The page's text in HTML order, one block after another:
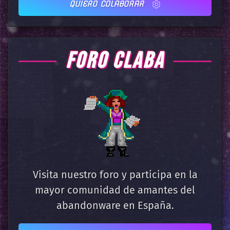
QUIERO COLABORAR
FORO CLABA
Visita nuestro foro y participa en la
mayor comunidad de amantes del
abandonware en España.